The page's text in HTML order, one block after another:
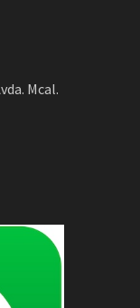
Mcal.